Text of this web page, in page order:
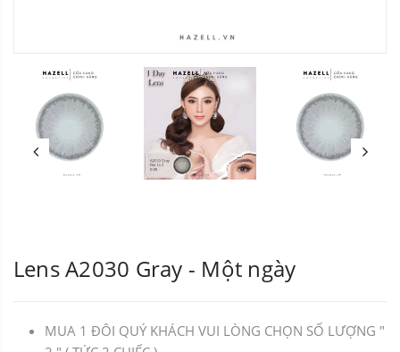
Lens A2030 Gray - Một ngày
MUA 1 ĐÔI QUÝ KHÁCH VUI LÒNG CHỌN SỐ LƯỢNG "